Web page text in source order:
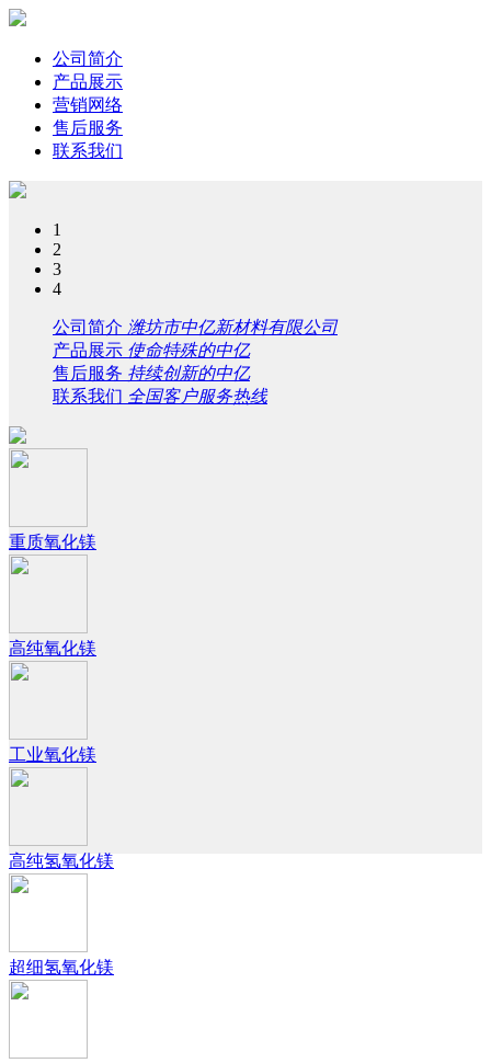
公司简介
产品展示
营销网络
售后服务
联系我们
1
2
3
4
公司简介 潍坊市中亿新材料有限公司
产品展示 使命特殊的中亿
售后服务 持续创新的中亿
联系我们 全国客户服务热线
重质氧化镁
高纯氧化镁
工业氧化镁
高纯氢氧化镁
超细氢氧化镁